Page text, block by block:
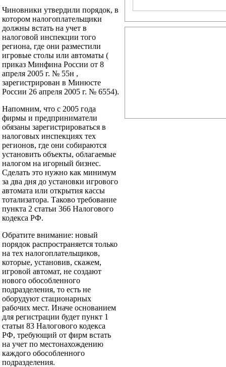
Чиновники утвердили порядок, в
котором налогоплательщики
должны встать на учет в
налоговой инспекции того
региона, где они разместили
игровые столы или автоматы (
приказ Минфина России от 8
апреля 2005 г. № 55н ,
зарегистрирован в Минюсте
России 26 апреля 2005 г. № 6554).
Напомним, что с 2005 года
фирмы и предприниматели
обязаны зарегистрироваться в
налоговых инспекциях тех
регионов, где они собираются
установить объекты, облагаемые
налогом на игорный бизнес.
Сделать это нужно как минимум
за два дня до установки игрового
автомата или открытия кассы
тотализатора. Таково требование
пункта 2 статьи 366 Налогового
кодекса РФ.
Обратите внимание: новый
порядок распространяется только
на тех налогоплательщиков,
которые, установив, скажем,
игровой автомат, не создают
нового обособленного
подразделения, то есть не
оборудуют стационарных
рабочих мест. Иначе основанием
для регистрации будет пункт 1
статьи 83 Налогового кодекса
РФ, требующий от фирм встать
на учет по местонахождению
каждого обособленного
подразделения.